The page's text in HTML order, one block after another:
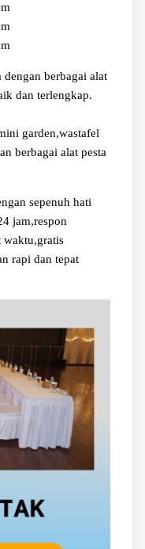
berbagai alat
dan terlengkap.
garden,wastafel
berbagai alat pesta
sepenuh hati
jam,respon
waktu,gratis
rapi dan tepat